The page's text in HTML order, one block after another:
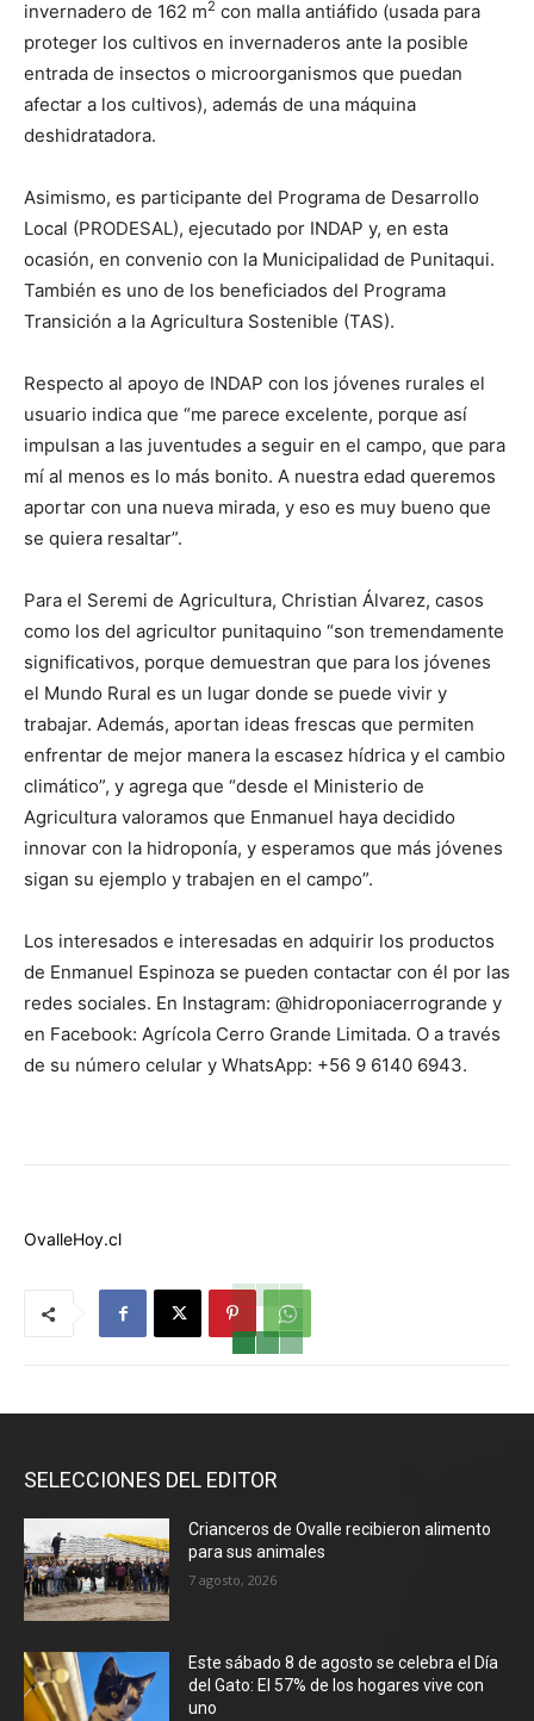
invernadero de 162 m2 con malla antiáfido (usada para
proteger los cultivos en invernaderos ante la posible
entrada de insectos o microorganismos que puedan
afectar a los cultivos), además de una máquina
deshidratadora.
Asimismo, es participante del Programa de Desarrollo
Local (PRODESAL), ejecutado por INDAP y, en esta
ocasión, en convenio con la Municipalidad de Punitaqui.
También es uno de los beneficiados del Programa
Transición a la Agricultura Sostenible (TAS).
Respecto al apoyo de INDAP con los jóvenes rurales el
usuario indica que “me parece excelente, porque así
impulsan a las juventudes a seguir en el campo, que para
mí al menos es lo más bonito. A nuestra edad queremos
aportar con una nueva mirada, y eso es muy bueno que
se quiera resaltar”.
Para el Seremi de Agricultura, Christian Álvarez, casos
como los del agricultor punitaquino “son tremendamente
significativos, porque demuestran que para los jóvenes
el Mundo Rural es un lugar donde se puede vivir y
trabajar. Además, aportan ideas frescas que permiten
enfrentar de mejor manera la escasez hídrica y el cambio
climático”, y agrega que “desde el Ministerio de
Agricultura valoramos que Enmanuel haya decidido
innovar con la hidroponía, y esperamos que más jóvenes
sigan su ejemplo y trabajen en el campo”.
Los interesados e interesadas en adquirir los productos
de Enmanuel Espinoza se pueden contactar con él por las
redes sociales. En Instagram: @hidroponiacerrogrande y
en Facebook: Agrícola Cerro Grande Limitada. O a través
de su número celular y WhatsApp: +56 9 6140 6943.
OvalleHoy.cl
SELECCIONES DEL EDITOR
Crianceros de Ovalle recibieron alimento
para sus animales
7 agosto, 2026
Este sábado 8 de agosto se celebra el Día
del Gato: El 57% de los hogares vive con
uno